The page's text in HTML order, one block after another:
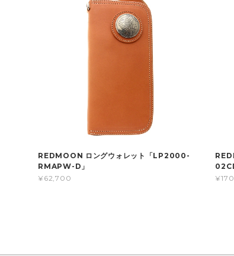
REDMOON ロングウォレット「LP2000-
RMAPW-D」
¥62,700